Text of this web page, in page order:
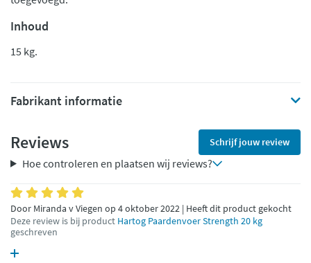
Inhoud
15 kg.
Fabrikant informatie
Reviews Schrijf jouw review
Hoe controleren en plaatsen wij reviews?
Door Miranda v Viegen op 4 oktober 2022 | Heeft dit product gekocht
Deze review is bij product Hartog Paardenvoer Strength 20 kg
geschreven